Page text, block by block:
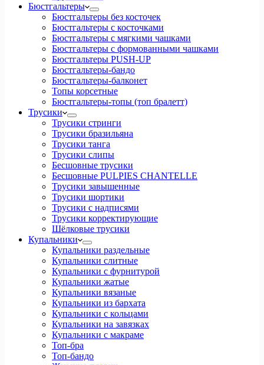
Бюстгальтеры
Бюстгальтеры без косточек
Бюстгальтеры с косточками
Бюстгальтеры с мягкими чашками
Бюстгальтеры с формованными чашками
Бюстгальтеры PUSH-UP
Бюстгальтеры-бандо
Бюстгальтеры-балконет
Топы корсетные
Бюстгальтеры-топы (топ бралетт)
Трусики
Трусики стринги
Трусики бразильяна
Трусики танга
Трусики слипы
Бесшовные трусики
Бесшовные PULPIES CHANTELLE
Трусики завышенные
Трусики шортики
Трусики с надписями
Трусики корректирующие
Шёлковые трусики
Купальники
Купальники раздельные
Купальники слитные
Купальники с фурнитурой
Купальники жатые
Купальники вязаные
Купальники из бархата
Купальники с кольцами
Купальники на завязках
Купальники с макраме
Топ-бра
Топ-бандо